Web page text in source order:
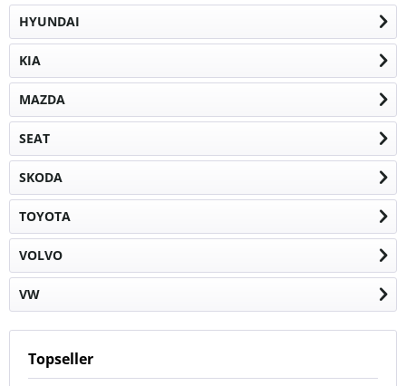
HYUNDAI
KIA
MAZDA
SEAT
SKODA
TOYOTA
VOLVO
VW
Topseller